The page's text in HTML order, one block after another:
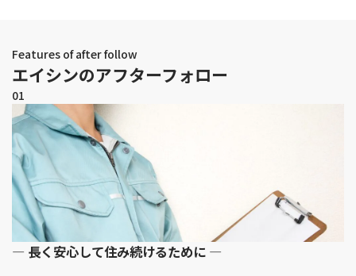
Features of after follow
エイシンのアフターフォロー
01
― 長く安心して住み続けるために ―